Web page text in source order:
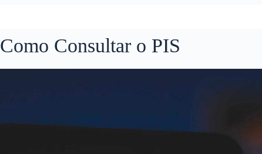
Como Consultar o PIS